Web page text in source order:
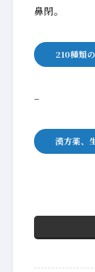
鼻閉。
210種類
–
漢方薬、